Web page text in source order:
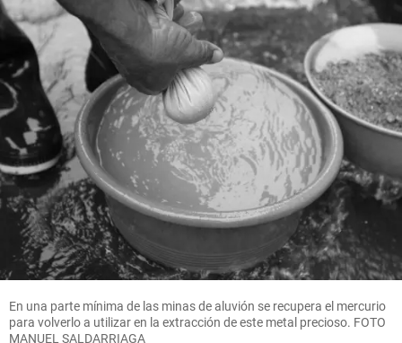
En una parte mínima de las minas de aluvión se recupera el mercurio
para volverlo a utilizar en la extracción de este metal precioso. FOTO
MANUEL SALDARRIAGA